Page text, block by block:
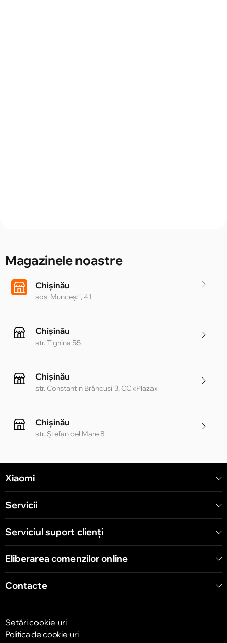
Magazinele noastre
Chișinău
șos. Muncești, 41
Chișinău
str. Tighina 55
Chișinău
str. Constantin Brâncuși 3, CC «Plaza»
Chișinău
str. Ștefan cel Mare 8
Chișinău
str. Arborilor 21, CC «Shopping MallDova»
Xiaomi
Servicii
Serviciul suport clienţi
Eliberarea comenzilor online
Contacte
Setări cookie-uri
Politica de cookie-uri